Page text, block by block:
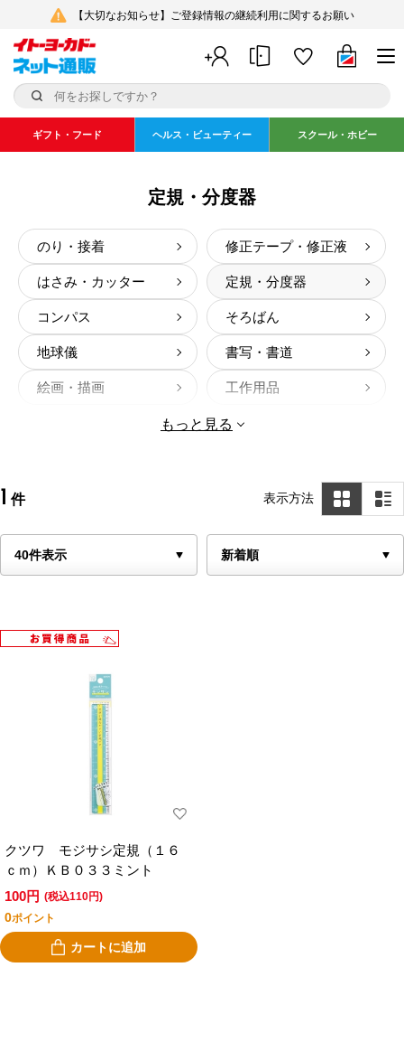
【大切なお知らせ】ご登録情報の継続利用に関するお願い
ギフト・フード ヘルス・ビューティー スクール・ホビー
定規・分度器
のり・接着 修正テープ・修正液
はさみ・カッター 定規・分度器
コンパス そろばん
地球儀 書写・書道
絵画・描画 工作用品
ピン・クリップ
香典袋
整理小物
もっと見る
1 件 表示方法
クツワ モジサシ定規（１６
ｃｍ）ＫＢ０３３ミント
100円 (税込110円)
0ポイント
カートに追加